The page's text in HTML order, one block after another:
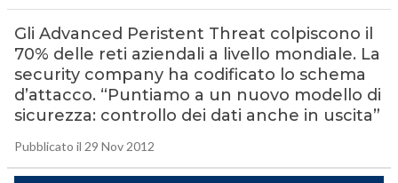
Gli Advanced Peristent Threat colpiscono il
70% delle reti aziendali a livello mondiale. La
security company ha codificato lo schema
d’attacco. “Puntiamo a un nuovo modello di
sicurezza: controllo dei dati anche in uscita”
Pubblicato il 29 Nov 2012